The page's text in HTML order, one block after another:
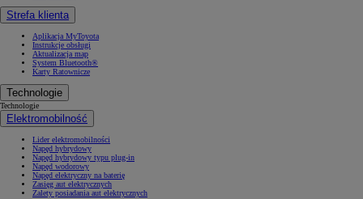
Strefa klienta
Aplikacja MyToyota
Instrukcje obsługi
Aktualizacja map
System Bluetooth®
Karty Ratownicze
Technologie
Technologie
Elektromobilność
Lider elektromobilności
Napęd hybrydowy
Napęd hybrydowy typu plug-in
Napęd wodorowy
Napęd elektryczny na baterię
Zasięg aut elektrycznych
Zalety posiadania aut elektrycznych